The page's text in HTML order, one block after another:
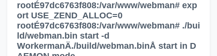
rootÉ97dc6763f808:/var/www/webman# exp
ort USE_ZEND_ALLOC=0
rootÉ97dc6763f808:/var/www/webman# ./bui
ld/webman.bin start -d
WorkermanÄ./build/webman.binÅ start in D